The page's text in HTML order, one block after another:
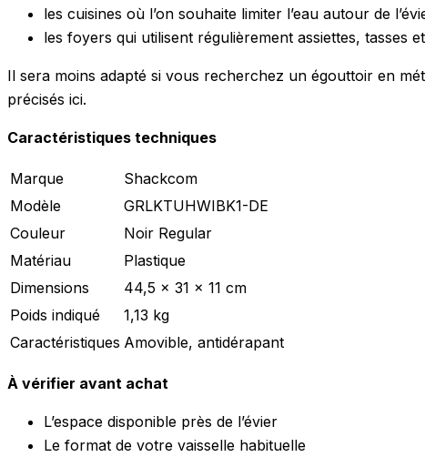
les cuisines où l’on souhaite limiter l’eau autour de
les foyers qui utilisent régulièrement assiettes, tasses
Il sera moins adapté si vous recherchez un égouttoir en
précisés ici.
Caractéristiques techniques
Marque
Shackcom
Modèle
GRLKTUHWIBK1-DE
Couleur
Noir Regular
Matériau
Plastique
Dimensions
44,5 x 31 x 11 cm
Poids indiqué
1,13 kg
Caractéristiques Amovible, antidérapant
À vérifier avant achat
L’espace disponible près de l’évier
Le format de votre vaisselle habituelle